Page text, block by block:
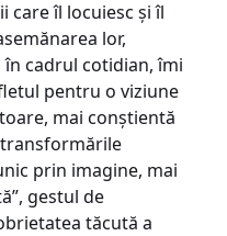
care îl locuiesc şi îl
lor,
cadrul cotidian, îmi
pentru o viziune
mai conştientă
prin imagine, mai
gestul de
tăcută a